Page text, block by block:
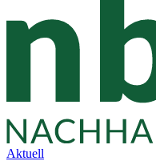
Aktuell